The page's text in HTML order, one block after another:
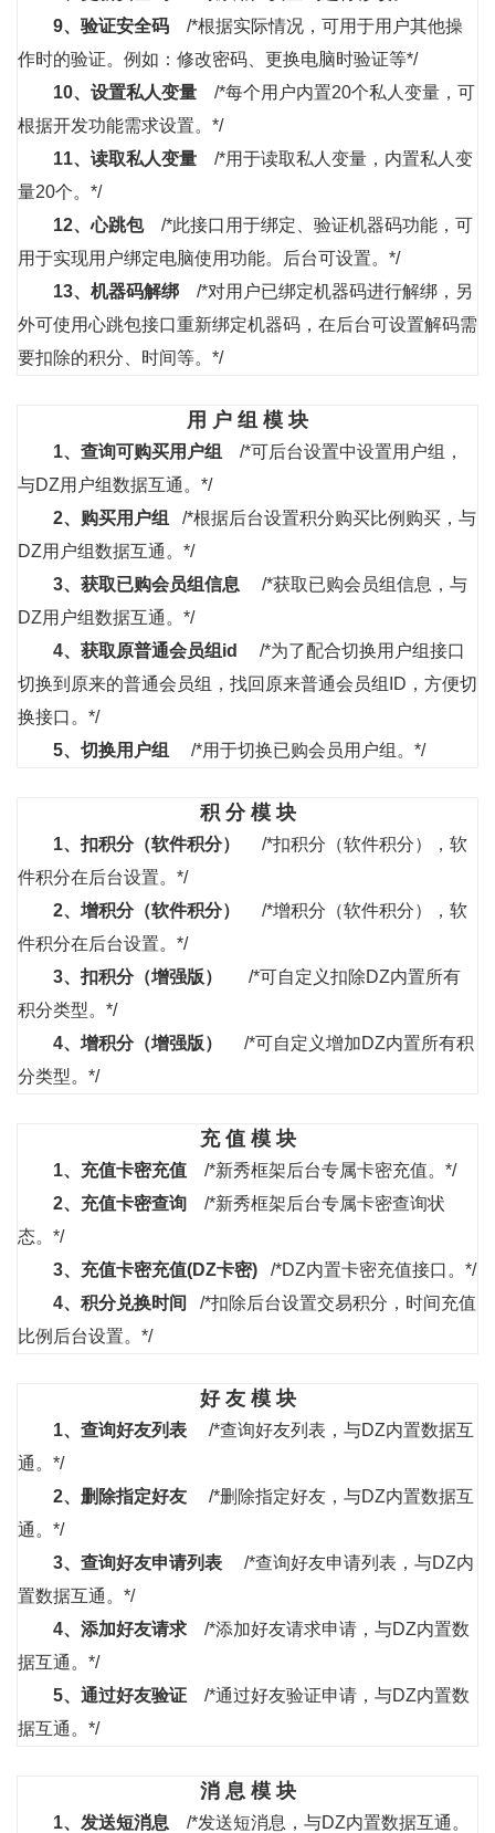
9、 验证安全码
/*根据实际情况，可用于用户其他操
作时的验证。例如：修改密码、更换电脑时验证等*/
10、 设置私人变量
/*每个用户内置20个私人变量，可
根据开发功能需求设置。*/
11、 读取私人变量
/*用于读取私人变量，内置私人变
量20个。*/
12、心跳包
/*此接口用于绑定、验证机器码功能，可
用于实现用户绑定电脑使用功能。后台可设置。*/
13、 机器码解绑
/*对用户已绑定机器码进行解绑，另
外可使用心跳包接口重新绑定机器码，在后台可设置解码需
要扣除的积分、时间等。*/
用 户 组 模 块
1、 查询可购买用户组
/*可后台设置中设置用户组，
与DZ用户组数据互通。*/
2、 购买用户组
/*根据后台设置积分购买比例购买，与
DZ用户组数据互通。*/
3、 获取已购会员组信息 /*获取已购会员组信息，与
DZ用户组数据互通。*/
4、 获取原普通会员组id
/*为了配合切换用户组接口
切换到原来的普通会员组，找回原来普通会员组ID，方便切
换接口。*/
5、 切换用户组 /*用于切换已购会员用户组。*/
积 分 模 块
1、扣积分（软件积分）
/*扣积分（软件积分），软
件积分在后台设置。*/
2、 增积分（软件积分）
/*增积分（软件积分），软
件积分在后台设置。*/
3、扣积分（增强版）
/*可自定义扣除DZ内置所有
积分类型。*/
4、 增积分（增强版）
/*可自定义增加DZ内置所有积
分类型。*/
充 值 模 块
1、 充值卡密充值
/*新秀框架后台专属卡密充值。*/
2、 充值卡密查询 /*新秀框架后台专属卡密查询状
态。*/
3、 充值卡密充值(DZ卡密) /*DZ内置卡密充值接口。*/
4、 积分兑换时间
/*扣除后台设置交易积分，时间充值
比例后台设置。*/
好 友 模 块
1、 查询好友列表
/*查询好友列表，与DZ内置数据互
通。*/
2、 删除指定好友 /*删除指定好友，与DZ内置数据互
通。*/
3、 查询好友申请列表 /*查询好友申请列表，与DZ内
置数据互通。*/
4、 添加好友请求 /*添加好友请求申请，与DZ内置数
据互通。*/
5、 通过好友验证 /*通过好友验证申请，与DZ内置数
据互通。*/
消 息 模 块
1、 发送短消息
/*发送短消息，与DZ内置数据互通。